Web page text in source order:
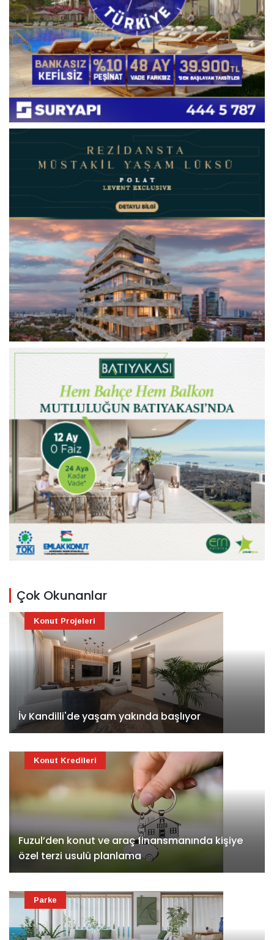
Çok Okunanlar
İv Kandilli'de yaşam yakında başlıyor
Konut Projeleri
Fuzul’den konut ve araç finansmanında kişiye
özel terzi usulü planlama
Konut Kredileri
Parke